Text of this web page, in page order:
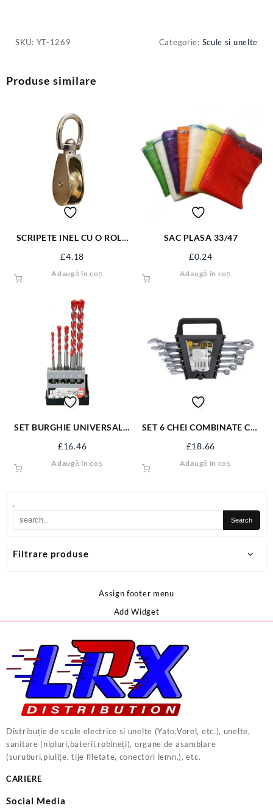
.
Filtrare produse
SKU: YT-1269 Categorie: Scule si unelte
Produse similare
SCRIPETE INEL CU O ROLA
£4.18
Adaugă în coș
SAC PLASA 33/47
£0.24
Adaugă în coș
SET BURGHIE UNIVERSALE,
£16.46
Adaugă în coș
SET 6 CHEI COMBINATE CR-
£18.66
Adaugă în coș
Assign footer menu
Add Widget
Distribuție de scule electrice si unelte (Yato,Vorel, etc.), unelte,
sanitare (nipluri,baterii,robineți), organe de asamblare
(suruburi,piulițe, tije filetate, conectori lemn.), etc.
CARIERE
Social Media